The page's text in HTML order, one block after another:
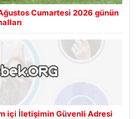
Cumartesi 2026 günün
içi İletişimin Güvenli Adresi